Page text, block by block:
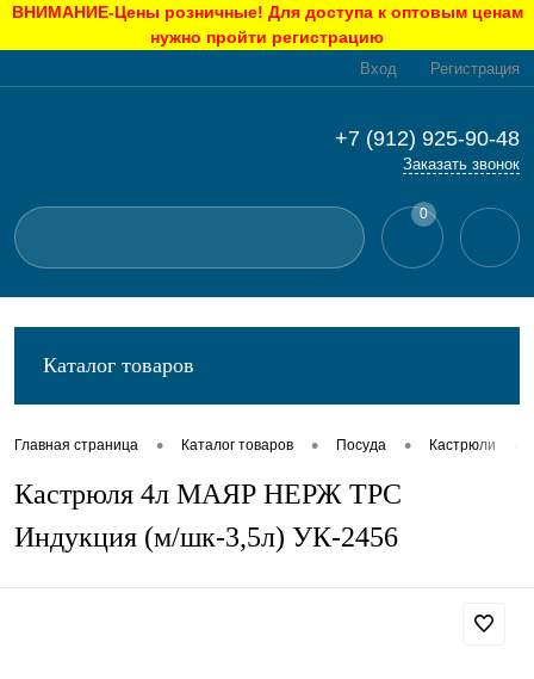
ВНИМАНИЕ-Цены розничные! Для доступа к оптовым ценам
нужно пройти регистрацию
Вход Регистрация
+7 (912) 925-90-48
Заказать звонок
0
Каталог товаров
Главная страница • Каталог товаров • Посуда • Кастрюли
Кастрюля 4л МАЯР НЕРЖ ТРС
Индукция (м/шк-3,5л) УК-2456